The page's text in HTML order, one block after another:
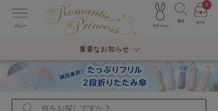
メニュー マイページ
探す カート
0
重要なお知らせ